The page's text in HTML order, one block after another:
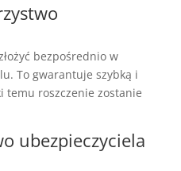
bezpośrednio w
To gwarantuje szybką i
temu roszczenie zostanie
ubezpieczyciela